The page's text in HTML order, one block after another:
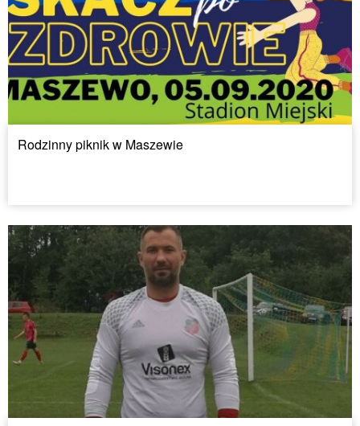
Rodzinny piknik w Maszewie